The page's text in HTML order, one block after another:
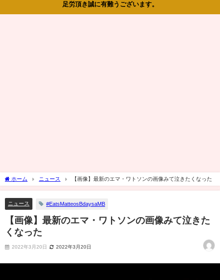
足労頂き誠に有難うございます。
ホーム ニュース 【画像】最新のエマ・ワトソンの画像みて泣きたくなった
ニュース #EatsMatteosBdaysaMB
【画像】最新のエマ・ワトソンの画像みて泣きた
くなった
2022年3月20日 2022年3月20日